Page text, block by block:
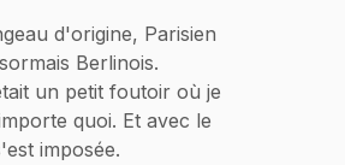
d'origine, Parisien
Berlinois.
un petit foutoir où je
quoi. Et avec le
imposée.